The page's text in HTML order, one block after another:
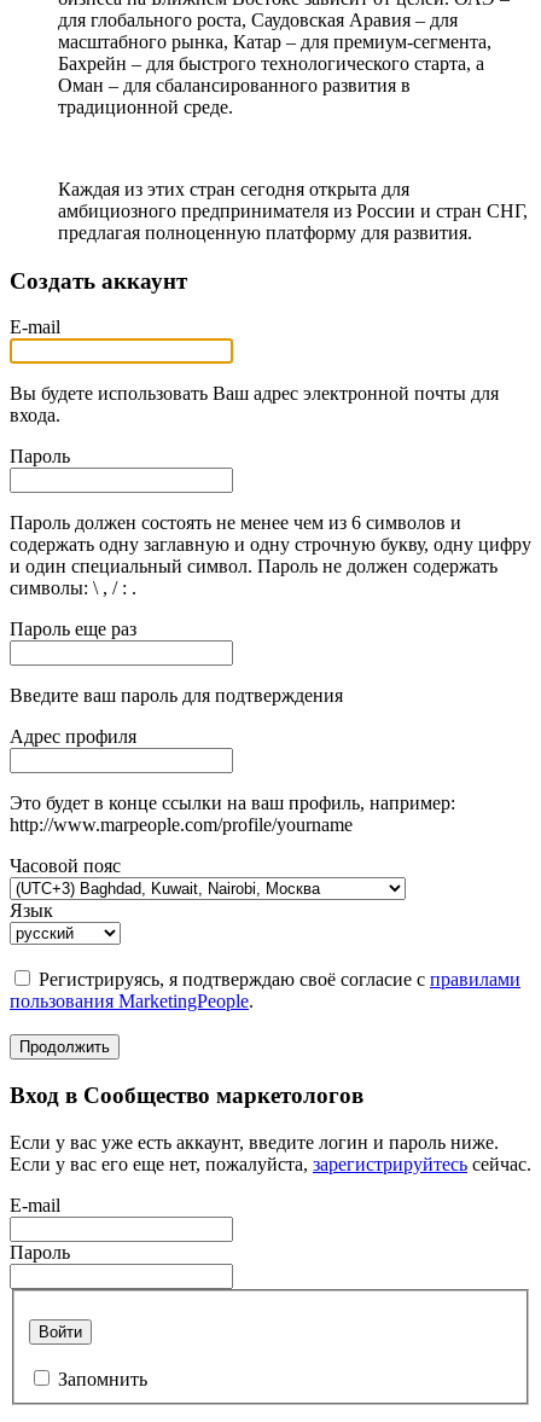
для глобального роста, Саудовская Аравия – для
масштабного рынка, Катар – для премиум-сегмента,
Бахрейн – для быстрого технологического старта, а
Оман – для сбалансированного развития в
традиционной среде.
Каждая из этих стран сегодня открыта для
амбициозного предпринимателя из России и стран СНГ,
предлагая полноценную платформу для развития.
Создать аккаунт
E-mail
Вы будете использовать Ваш адрес электронной почты для
входа.
Пароль
Пароль должен состоять не менее чем из 6 символов и
содержать одну заглавную и одну строчную букву, одну цифру
и один специальный символ. Пароль не должен содержать
символы: \ , / : .
Пароль еще раз
Введите ваш пароль для подтверждения
Адрес профиля
Это будет в конце ссылки на ваш профиль, например:
http://www.marpeople.com/profile/yourname
Часовой пояс
Язык
Регистрируясь, я подтверждаю своё согласие с правилами
пользования MarketingPeople.
Продолжить
Вход в Сообщество маркетологов
Если у вас уже есть аккаунт, введите логин и пароль ниже.
Если у вас его еще нет, пожалуйста, зарегистрируйтесь сейчас.
E-mail
Пароль
Войти
Запомнить